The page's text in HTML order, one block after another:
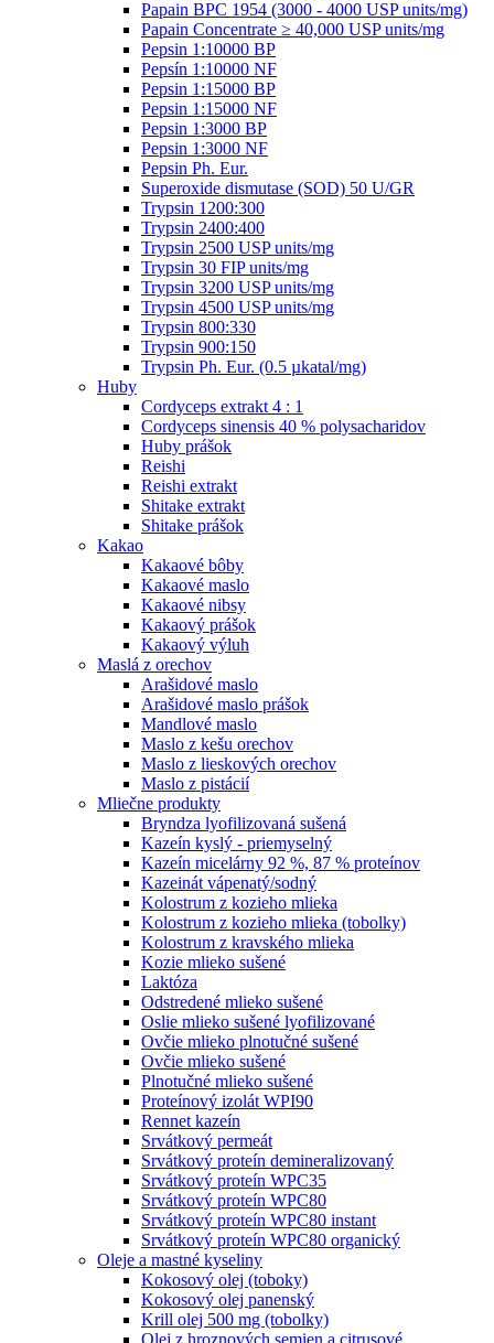
Papain BPC 1954 (3000 - 4000 USP units/mg)
Papain Concentrate ≥ 40,000 USP units/mg
Pepsin 1:10000 BP
Pepsín 1:10000 NF
Pepsin 1:15000 BP
Pepsin 1:15000 NF
Pepsin 1:3000 BP
Pepsin 1:3000 NF
Pepsin Ph. Eur.
Superoxide dismutase (SOD) 50 U/GR
Trypsin 1200:300
Trypsin 2400:400
Trypsin 2500 USP units/mg
Trypsin 30 FIP units/mg
Trypsin 3200 USP units/mg
Trypsin 4500 USP units/mg
Trypsin 800:330
Trypsin 900:150
Trypsin Ph. Eur. (0.5 µkatal/mg)
Huby
Cordyceps extrakt 4 : 1
Cordyceps sinensis 40 % polysacharidov
Huby prášok
Reishi
Reishi extrakt
Shitake extrakt
Shitake prášok
Kakao
Kakaové bôby
Kakaové maslo
Kakaové nibsy
Kakaový prášok
Kakaový výluh
Maslá z orechov
Arašidové maslo
Arašidové maslo prášok
Mandlové maslo
Maslo z kešu orechov
Maslo z lieskových orechov
Maslo z pistácií
Mliečne produkty
Bryndza lyofilizovaná sušená
Kazeín kyslý - priemyselný
Kazeín micelárny 92 %, 87 % proteínov
Kazeinát vápenatý/sodný
Kolostrum z kozieho mlieka
Kolostrum z kozieho mlieka (tobolky)
Kolostrum z kravského mlieka
Kozie mlieko sušené
Laktóza
Odstredené mlieko sušené
Oslie mlieko sušené lyofilizované
Ovčie mlieko plnotučné sušené
Ovčie mlieko sušené
Plnotučné mlieko sušené
Proteínový izolát WPI90
Rennet kazeín
Srvátkový permeát
Srvátkový proteín demineralizovaný
Srvátkový proteín WPC35
Srvátkový proteín WPC80
Srvátkový proteín WPC80 instant
Srvátkový proteín WPC80 organický
Oleje a mastné kyseliny
Kokosový olej (toboky)
Kokosový olej panenský
Krill olej 500 mg (tobolky)
Olej z hroznových semien a citrusové